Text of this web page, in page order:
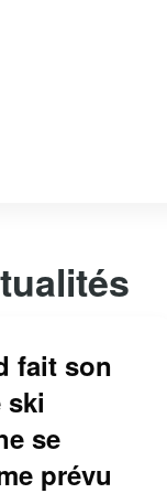
fait son
ski
se
prévu